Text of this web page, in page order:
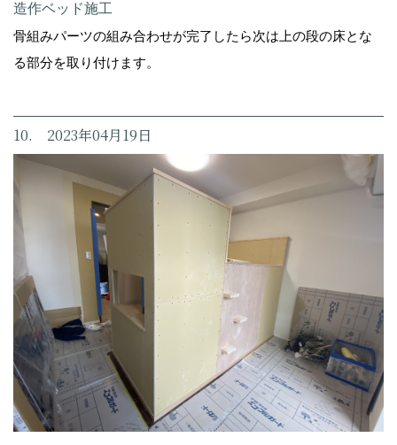
造作ベッド施工
骨組みパーツの組み合わせが完了したら次は上の段の床とな
る部分を取り付けます。
10. 2023年04月19日